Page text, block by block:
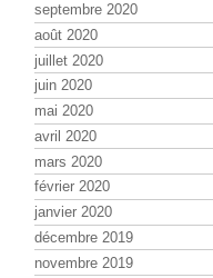
septembre 2020
août 2020
juillet 2020
juin 2020
mai 2020
avril 2020
mars 2020
février 2020
janvier 2020
décembre 2019
novembre 2019